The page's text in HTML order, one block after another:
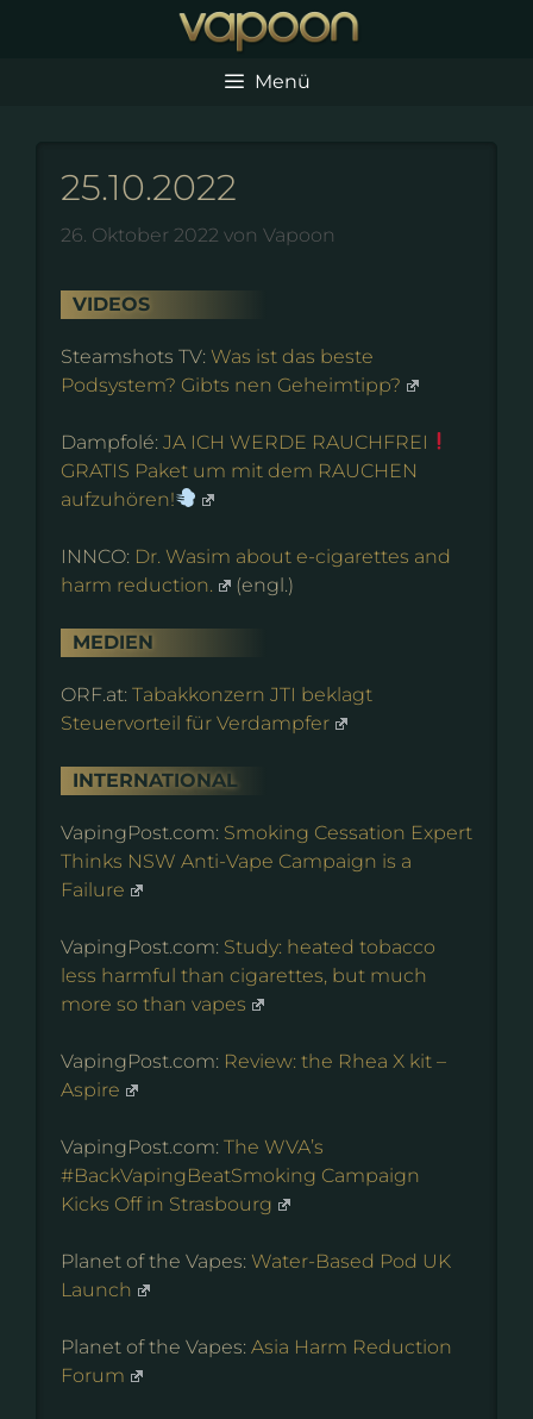
Menü
25.10.2022
26. Oktober 2022 von Vapoon
VIDEOS
Steamshots TV: Was ist das beste
Podsystem? Gibts nen Geheimtipp?
Dampfolé: JA ICH WERDE RAUCHFREI
GRATIS Paket um mit dem RAUCHEN
aufzuhören!
INNCO: Dr. Wasim about e-cigarettes and
harm reduction.
(engl.)
MEDIEN
ORF.at: Tabakkonzern JTI beklagt
Steuervorteil für Verdampfer
INTERNATIONAL
VapingPost.com: Smoking Cessation Expert
Thinks NSW Anti-Vape Campaign is a
Failure
VapingPost.com: Study: heated tobacco
less harmful than cigarettes, but much
more so than vapes
VapingPost.com: Review: the Rhea X kit –
Aspire
VapingPost.com: The WVA’s
#BackVapingBeatSmoking Campaign
Kicks Off in Strasbourg
Planet of the Vapes: Water-Based Pod UK
Launch
Planet of the Vapes: Asia Harm Reduction
Forum